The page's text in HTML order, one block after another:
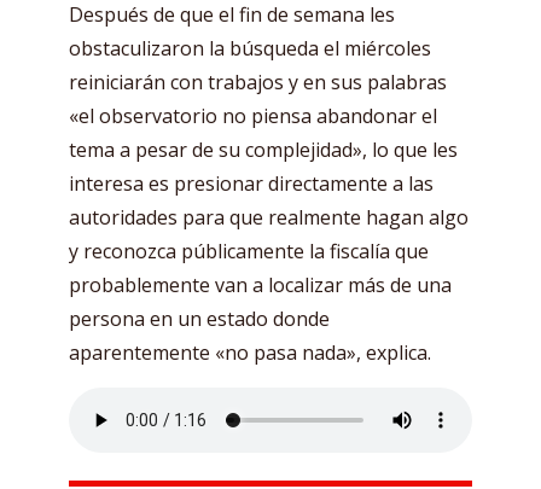
Después de que el fin de semana les
obstaculizaron la búsqueda el miércoles
reiniciarán con trabajos y en sus palabras
«el observatorio no piensa abandonar el
tema a pesar de su complejidad», lo que les
interesa es presionar directamente a las
autoridades para que realmente hagan algo
y reconozca públicamente la fiscalía que
probablemente van a localizar más de una
persona en un estado donde
aparentemente «no pasa nada», explica.